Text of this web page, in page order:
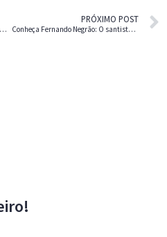
MSC Yacht Club: 5 Motivos que tornam a sua experiência de cruzeiro diferenciada.
PRÓXIMO POST
Conheça Fernando Negrão: O santista que leva a alegria do samba ao MSC Grandiosa: